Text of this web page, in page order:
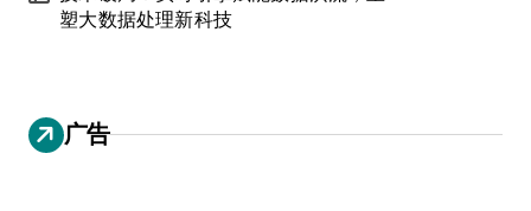
塑大数据处理新科技
广告